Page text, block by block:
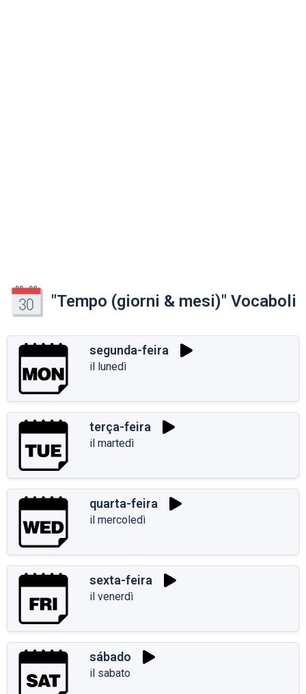
"Tempo (giorni & mesi)" Vocaboli
segunda-feira
il lunedì
terça-feira
il martedì
quarta-feira
il mercoledì
sexta-feira
il venerdì
sábado
il sabato